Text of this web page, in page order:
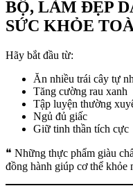
BỘ, LÀM ĐẸP
SỨC KHỎE
Hãy bắt đầu từ:
Ăn nhiều trái cây tự
Tăng cường rau xanh
Tập luyện thường
Ngủ đủ giấc
Giữ tinh thần tích cực
❝ Những thực phẩm giàu
đồng hành giúp cơ thể khỏe